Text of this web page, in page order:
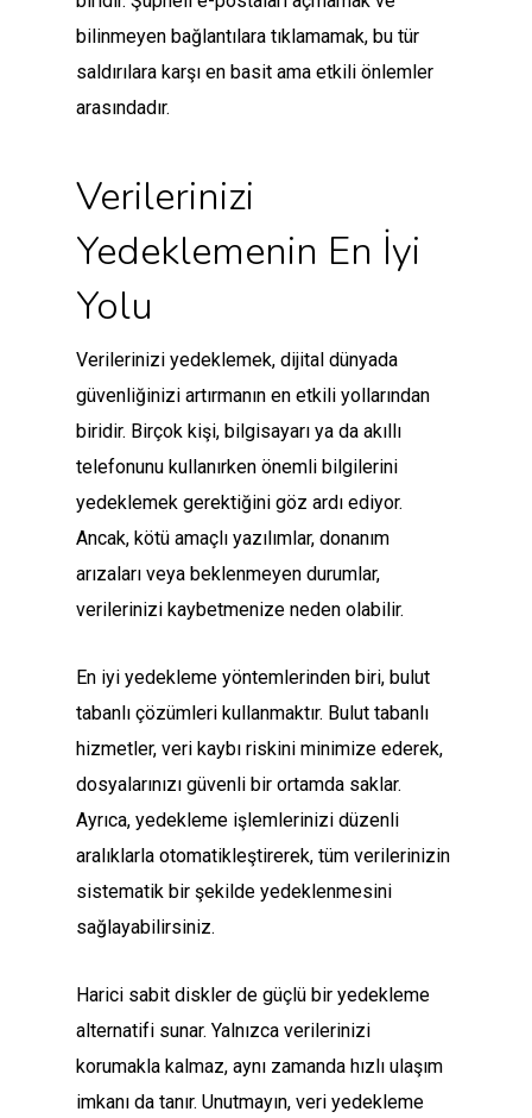
bilinmeyen bağlantılara tıklamamak, bu tür
saldırılara karşı en basit ama etkili önlemler
arasındadır.
Verilerinizi
Yedeklemenin En İyi
Yolu
Verilerinizi yedeklemek, dijital dünyada
güvenliğinizi artırmanın en etkili yollarından
biridir. Birçok kişi, bilgisayarı ya da akıllı
telefonunu kullanırken önemli bilgilerini
yedeklemek gerektiğini göz ardı ediyor.
Ancak, kötü amaçlı yazılımlar, donanım
arızaları veya beklenmeyen durumlar,
verilerinizi kaybetmenize neden olabilir.
En iyi yedekleme yöntemlerinden biri, bulut
tabanlı çözümleri kullanmaktır. Bulut tabanlı
hizmetler, veri kaybı riskini minimize ederek,
dosyalarınızı güvenli bir ortamda saklar.
Ayrıca, yedekleme işlemlerinizi düzenli
aralıklarla otomatikleştirerek, tüm verilerinizin
sistematik bir şekilde yedeklenmesini
sağlayabilirsiniz.
Harici sabit diskler de güçlü bir yedekleme
alternatifi sunar. Yalnızca verilerinizi
korumakla kalmaz, aynı zamanda hızlı ulaşım
imkanı da tanır. Unutmayın, veri yedekleme